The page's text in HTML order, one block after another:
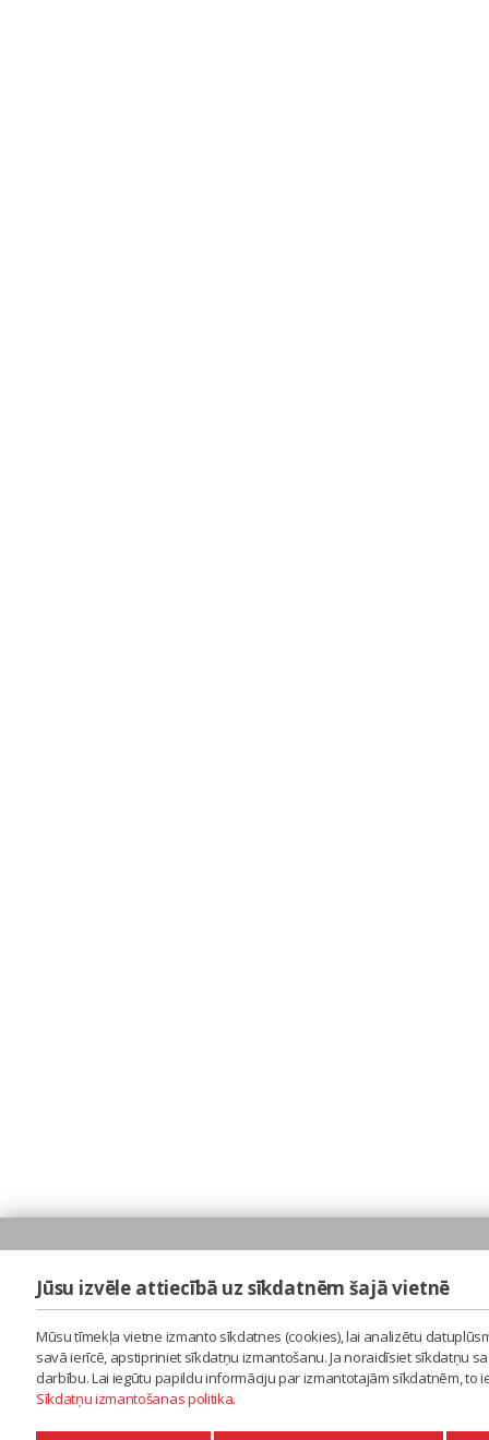
Jūsu izvēle attiecībā uz sīkdatnēm šajā vietnē
Mūsu tīmekļa vietne izmanto sīkdatnes (cookies), lai analizētu
savā ierīcē, apstipriniet sīkdatņu izmantošanu. Ja noraidīsiet sīkdatņu
darbību. Lai iegūtu papildu informāciju par izmantotajām sīkdatnēm,
Sīkdatņu izmantošanas politika.